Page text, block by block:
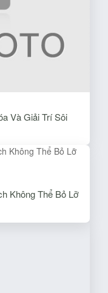
Và Giải Trí Sôi
Không Thể Bỏ Lỡ